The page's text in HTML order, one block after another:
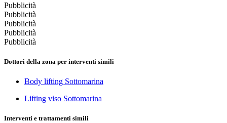
Pubblicità
Pubblicità
Pubblicità
Pubblicità
Pubblicità
Dottori della zona per interventi simili
Body lifting Sottomarina
Lifting viso Sottomarina
Interventi e trattamenti simili